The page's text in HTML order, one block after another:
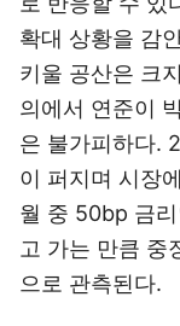
확대 상황을 감
키울 공산은 크
의에서 연준이
은 불가피하다.
이 퍼지며 시장
월 중 50bp 금
고 가는 만큼 중
으로 관측된다.